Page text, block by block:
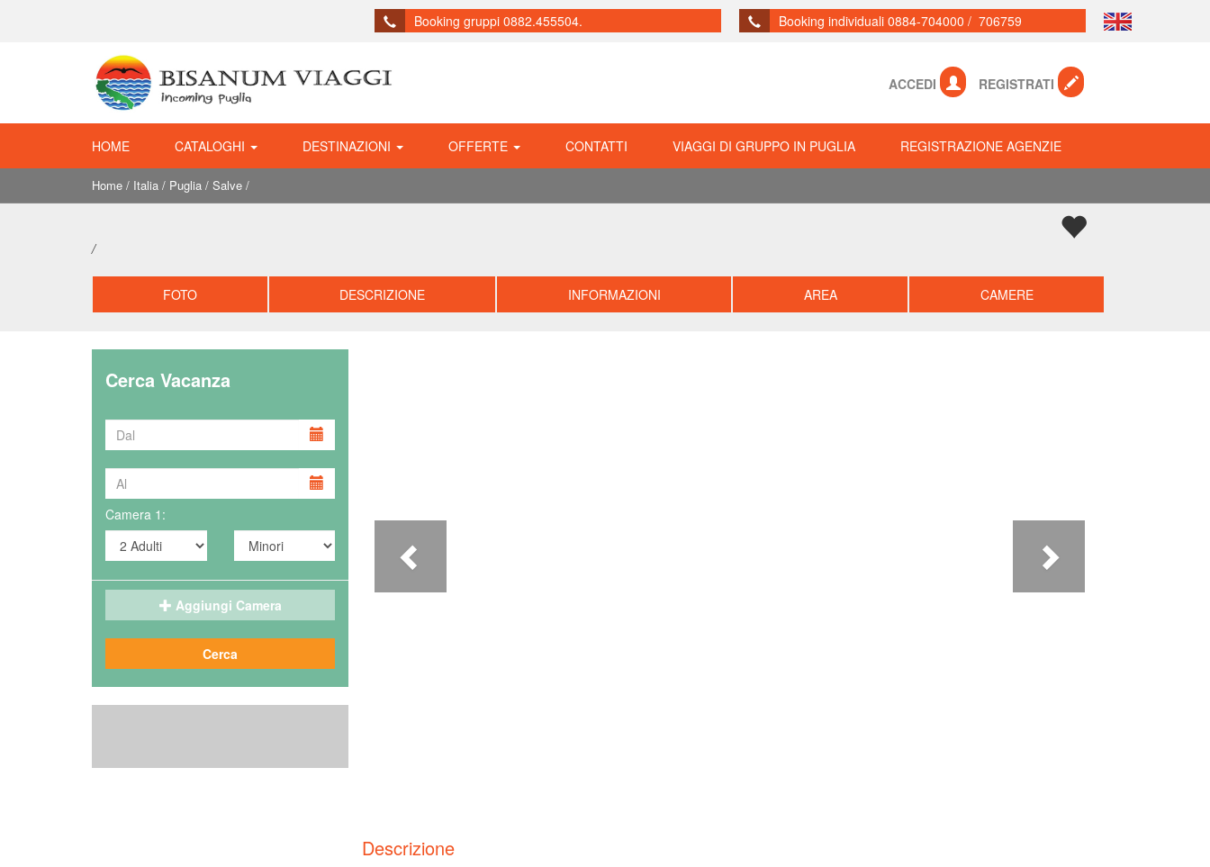
Booking individuali 0884-704000 / 706759
Booking gruppi 0882.455504.
ACCEDI REGISTRATI
HOME CATALOGHI DESTINAZIONI OFFERTE CONTATTI VIAGGI DI GRUPPO IN PUGLIA REGISTRAZIONE AGENZIE
Home / Italia / Puglia / Salve /
/
FOTO DESCRIZIONE INFORMAZIONI AREA CAMERE
Cerca Vacanza
Camera 1:
Aggiungi Camera
Cerca
Descrizione